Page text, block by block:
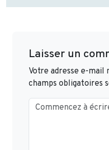
Laisser un
Votre adresse e-mail
champs obligatoires